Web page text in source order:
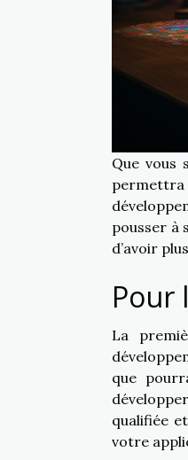
Que vous
permettra
pousser à
d’avoir
Pour
La
que
qualifiée
votre